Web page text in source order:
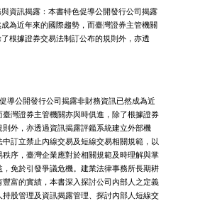
資訊揭露：本書特色促導公開發行公司揭露
為近年來的國際趨勢，而臺灣證券主管機關
根據證券交易法制訂公布的規則外，亦透
導公開發行公司揭露非財務資訊已然成為近
臺灣證券主管機關亦與時俱進，除了根據證券
則外，亦透過資訊揭露評鑑系統建立外部機
訂立禁止內線交易及短線交易相關規範，以
秩序，臺灣企業應對於相關規範及時理解與掌
，免於引發爭議危機。建業法律事務所長期耕
豐富的實績，本書深入探討公司內部人之定義
持股管理及資訊揭露管理、探討內部人短線交